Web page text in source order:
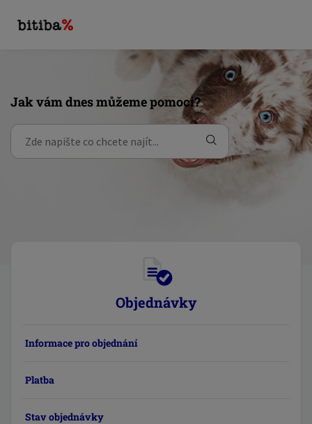
Jak vám dnes můžeme pomoci?
Objednávky
Informace pro objednání
Platba
Stav objednávky